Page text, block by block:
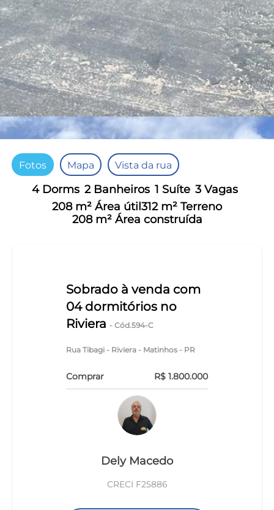
Fotos Mapa Vista da rua
4 Dorms 2 Banheiros 1 Suíte 3 Vagas
208 m² Área útil 312 m² Terreno
208 m² Área construída
Sobrado à venda com
04 dormitórios no
Riviera- Cód.594-C
Rua Tibagi - Riviera - Matinhos - PR
Comprar R$ 1.800.000
Dely Macedo
CRECI F25886